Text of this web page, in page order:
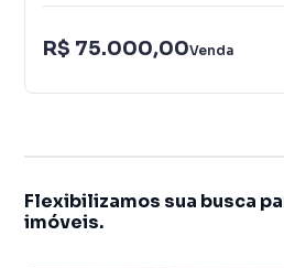
R$ 75.000,00Venda
Flexibilizamos sua busca
imóveis.